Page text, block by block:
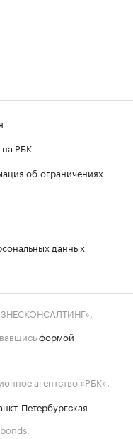
РБК
об ограничениях
данных
формой
агентство «РБК».
Петербургская